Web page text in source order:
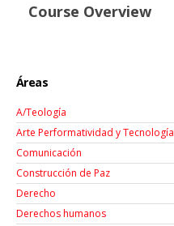
Course Overview
Áreas
A/Teología
Arte Performatividad y Tecnología
Comunicación
Construcción de Paz
Derecho
Derechos humanos